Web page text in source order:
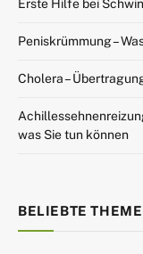
Erste Hilfe bei
Peniskrümmung –
Cholera –
was Sie tun können
BELIEBTE